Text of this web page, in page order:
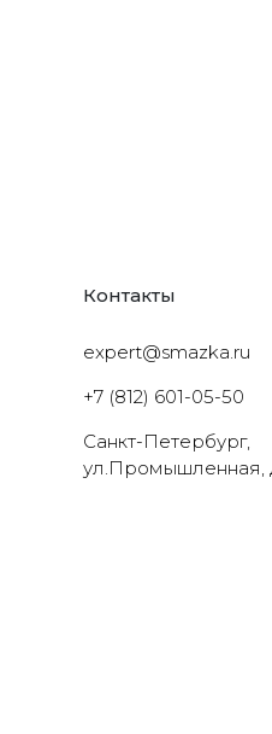
Контакты
expert@smazka.ru
+7 (812) 601-05-50
Санкт-Петербург,
ул.Промышленная,